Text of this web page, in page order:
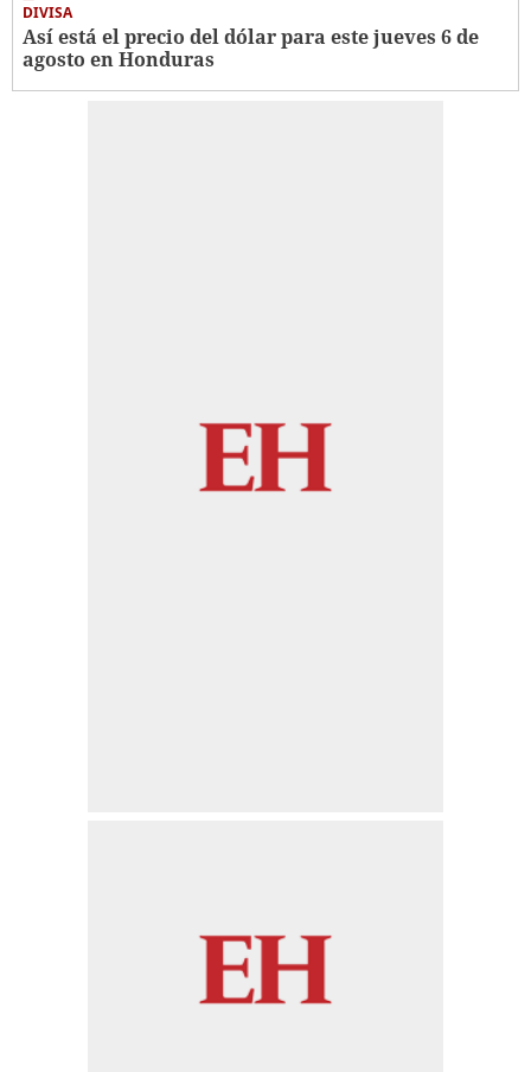
DIVISA
Así está el precio del dólar para este jueves 6 de
agosto en Honduras